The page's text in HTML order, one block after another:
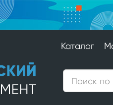
Каталог